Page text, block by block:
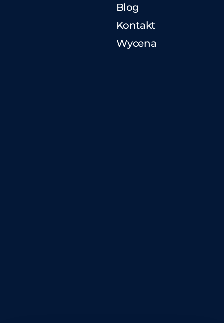
Blog
Kontakt
Wycena